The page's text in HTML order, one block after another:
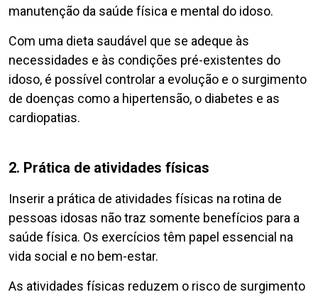
manutenção da saúde física e mental do idoso.
Com uma dieta saudável que se adeque às
necessidades e às condições pré-existentes do
idoso, é possível controlar a evolução e o surgimento
de doenças como a hipertensão, o diabetes e as
cardiopatias.
2. Prática de atividades físicas
Inserir a prática de atividades físicas na rotina de
pessoas idosas não traz somente benefícios para a
saúde física. Os exercícios têm papel essencial na
vida social e no bem-estar.
As atividades físicas reduzem o risco de surgimento